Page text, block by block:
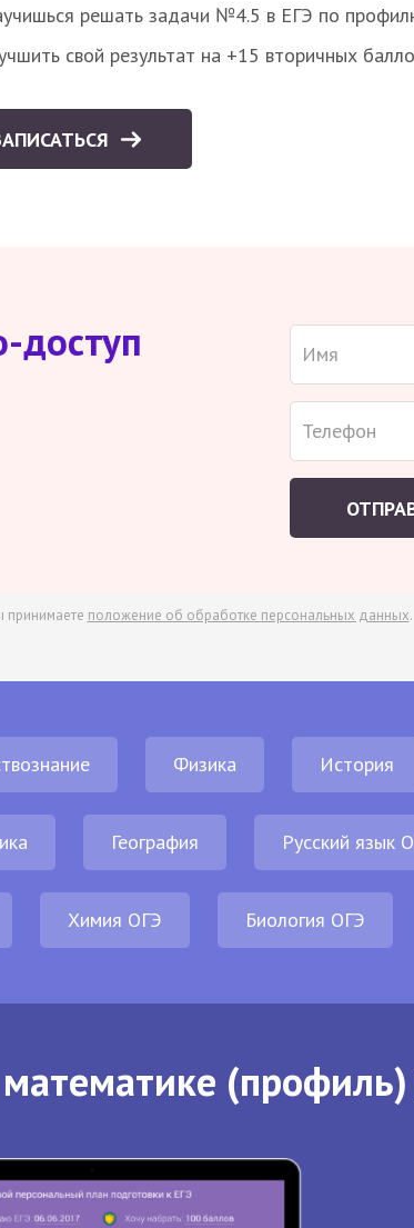
решать задачи №4.5 в ЕГЭ по
свой результат на +15 вторичных
доступ
принимаете положение об обработке персональных данных.
Физика История
География Русский язык
Химия ОГЭ Биология ОГЭ